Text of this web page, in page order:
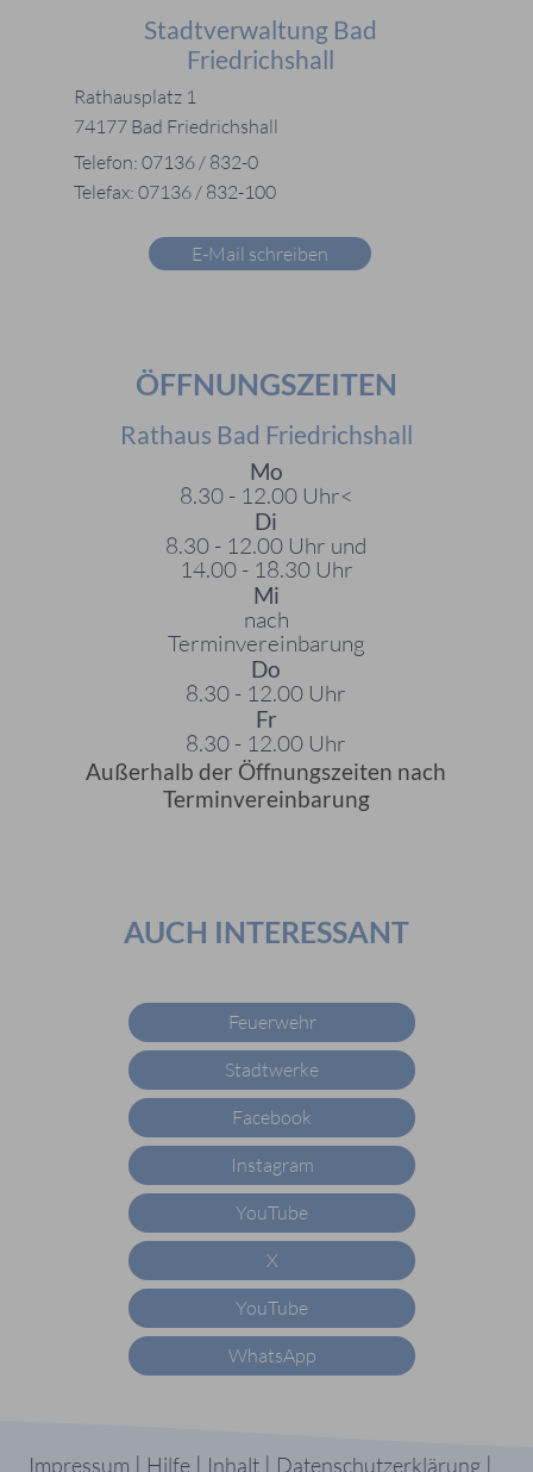
Stadtverwaltung Bad
Friedrichshall
Rathausplatz 1
74177 Bad Friedrichshall
Telefon: 07136 / 832-0
Telefax: 07136 / 832-100
E-Mail schreiben
ÖFFNUNGSZEITEN
Rathaus Bad Friedrichshall
Mo
8.30 - 12.00 Uhr<
Di
8.30 - 12.00 Uhr und
14.00 - 18.30 Uhr
Mi
nach
Terminvereinbarung
Do
8.30 - 12.00 Uhr
Fr
8.30 - 12.00 Uhr
Außerhalb der Öffnungszeiten nach
Terminvereinbarung
AUCH INTERESSANT
Feuerwehr
Stadtwerke
Facebook
Instagram
YouTube
X
YouTube
WhatsApp
Impressum | Hilfe| Inhalt| Datenschutzerklärung|